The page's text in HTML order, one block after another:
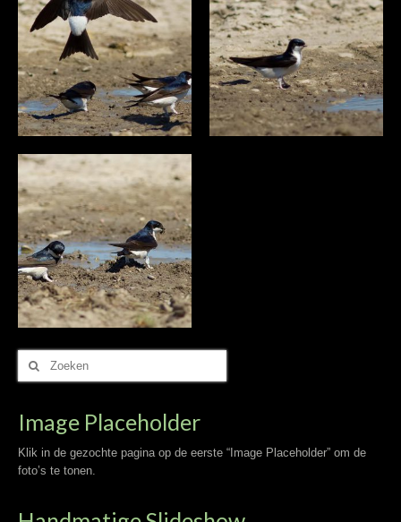
Zoek
naar:
Image Placeholder
Klik in de gezochte pagina op de eerste “Image Placeholder” om de
foto’s te tonen.